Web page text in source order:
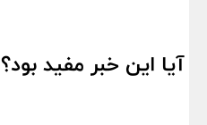
آیا این خبر مفید بود؟